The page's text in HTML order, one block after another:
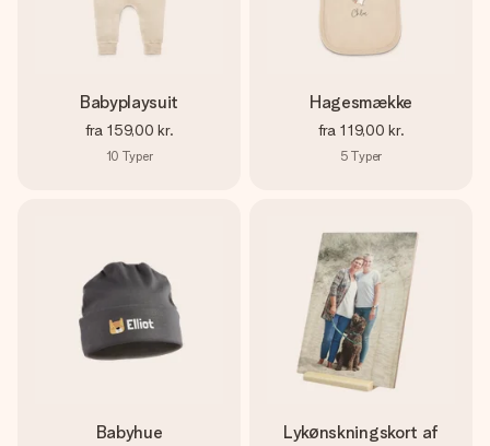
Babyplaysuit
fra 159,00 kr.
10 Typer
Hagesmække
fra 119,00 kr.
5 Typer
Babyhue
Lykønskningskort af